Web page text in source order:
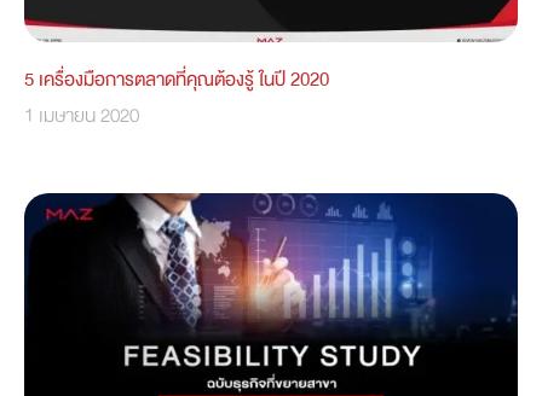
5 เครื่องมือการตลาดที่คุณต้องรู้ ในปี 2020
1 เมษายน 2020